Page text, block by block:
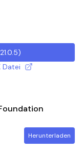
)
Datei
Herunterladen